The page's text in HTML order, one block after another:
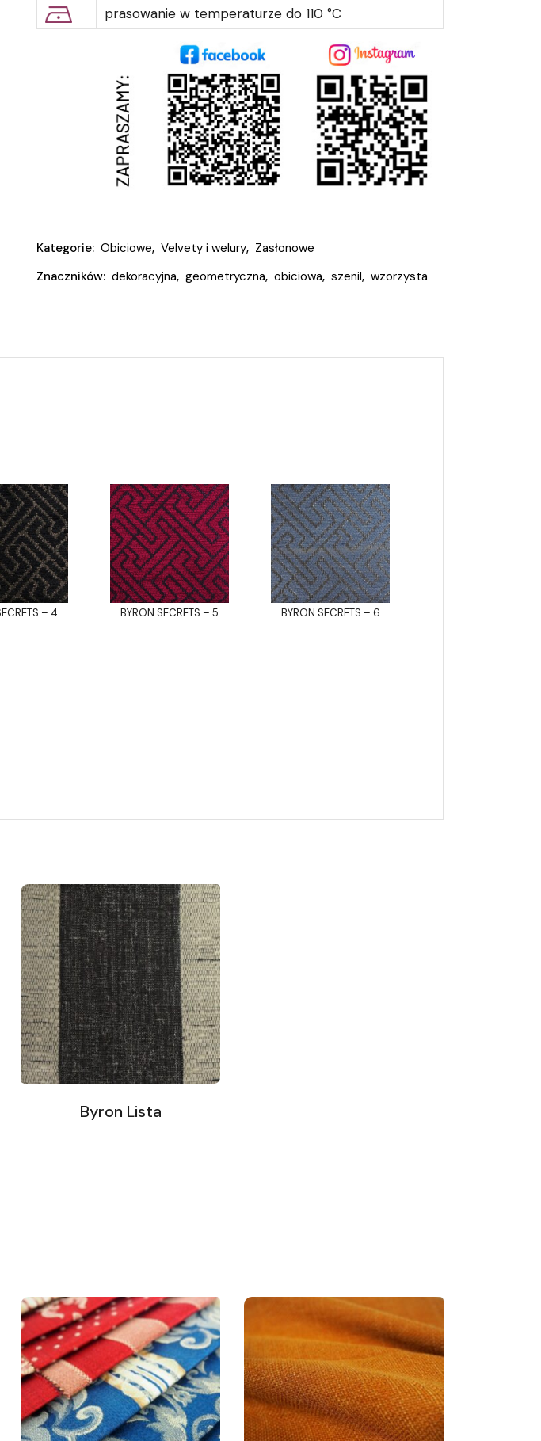
prasowanie w temperaturze do 110 °C
Kategorie: Obiciowe, Velvety i welury, Zasłonowe
Znaczników: dekoracyjna, geometryczna, obiciowa, szenil, wzorzysta
– 4 BYRON SECRETS – 5 BYRON SECRETS – 6
Byron Lista